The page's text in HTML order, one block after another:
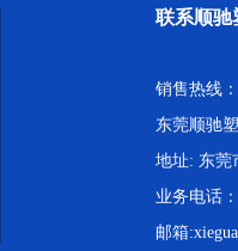
联系顺驰
销售热线
东莞顺驰
地址: 东莞
业务电话
邮箱